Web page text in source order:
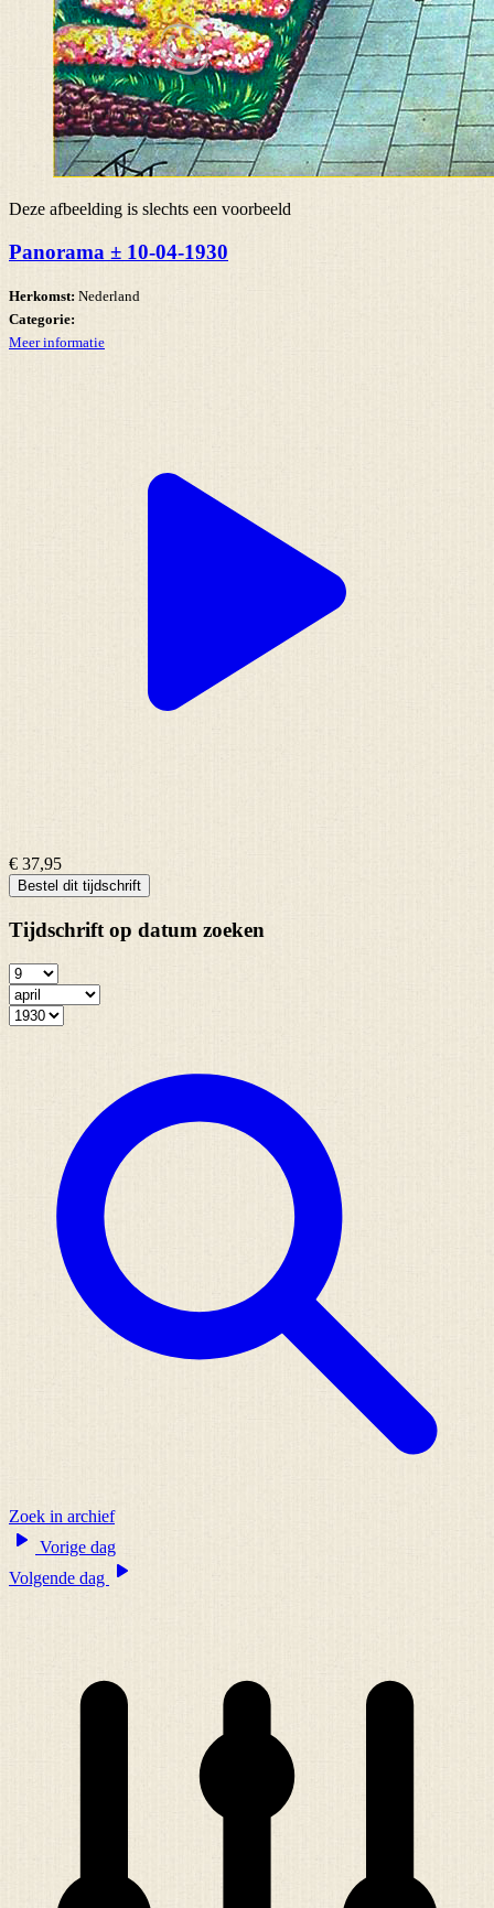
Deze afbeelding is slechts een voorbeeld
Panorama ± 10-04-1930
Herkomst: Nederland
Categorie:
Meer informatie
€ 37,95
Bestel dit tijdschrift
Tijdschrift op datum zoeken
Zoek in archief
Vorige dag
Volgende dag